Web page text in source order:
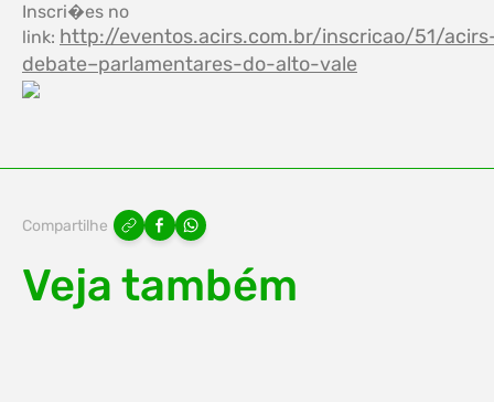
Inscri�es no
link: http://eventos.acirs.com.br/inscricao/51/
debate–parlamentares-do-alto-vale
Compartilhe
Veja também